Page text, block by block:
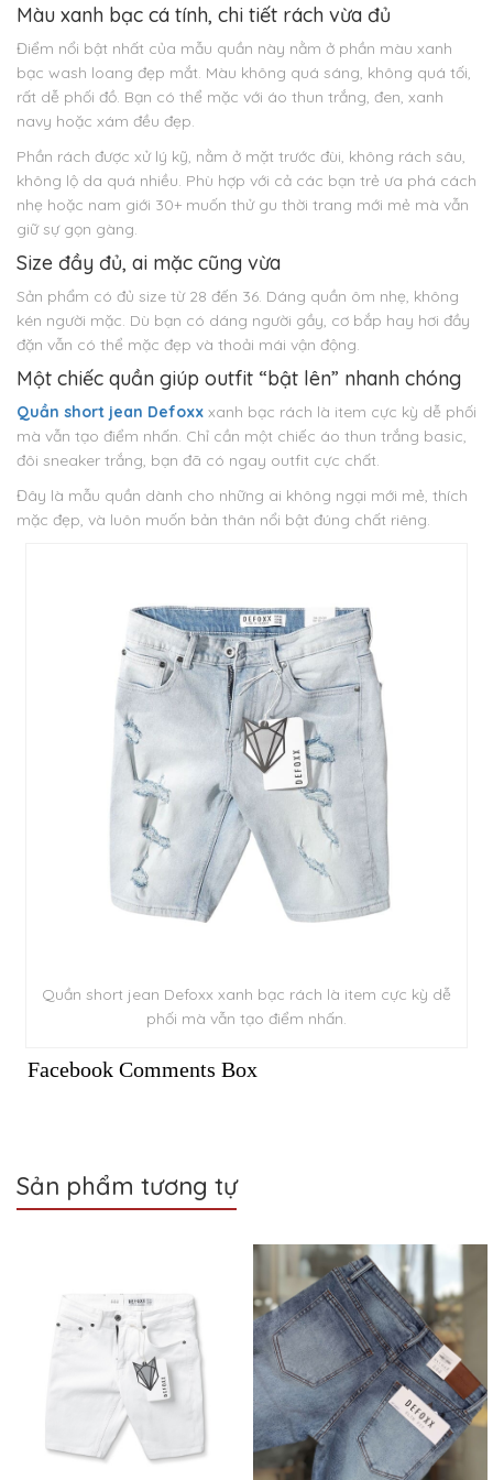
Màu xanh bạc cá tính, chi tiết rách vừa đủ
Điểm nổi bật nhất của mẫu quần này nằm ở phần màu xanh
bạc wash loang đẹp mắt. Màu không quá sáng, không quá tối,
rất dễ phối đồ. Bạn có thể mặc với áo thun trắng, đen, xanh
navy hoặc xám đều đẹp.
Phần rách được xử lý kỹ, nằm ở mặt trước đùi, không rách sâu,
không lộ da quá nhiều. Phù hợp với cả các bạn trẻ ưa phá cách
nhẹ hoặc nam giới 30+ muốn thử gu thời trang mới mẻ mà vẫn
giữ sự gọn gàng.
Size đầy đủ, ai mặc cũng vừa
Sản phẩm có đủ size từ 28 đến 36. Dáng quần ôm nhẹ, không
kén người mặc. Dù bạn có dáng người gầy, cơ bắp hay hơi đầy
đặn vẫn có thể mặc đẹp và thoải mái vận động.
Một chiếc quần giúp outfit “bật lên” nhanh chóng
Quần short jean Defoxx xanh bạc rách là item cực kỳ dễ phối
mà vẫn tạo điểm nhấn. Chỉ cần một chiếc áo thun trắng basic,
đôi sneaker trắng, bạn đã có ngay outfit cực chất.
Đây là mẫu quần dành cho những ai không ngại mới mẻ, thích
mặc đẹp, và luôn muốn bản thân nổi bật đúng chất riêng.
Quần short jean Defoxx xanh bạc rách là item cực kỳ dễ
phối mà vẫn tạo điểm nhấn.
Facebook Comments Box
Sản phẩm tương tự